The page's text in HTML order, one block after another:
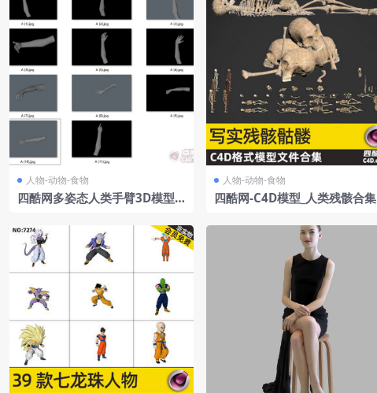
人物-动物-食物
四酷网多姿态人类手臂3D模型C
人物-动物-食物
四酷网-C4D模型_人类残骸合集